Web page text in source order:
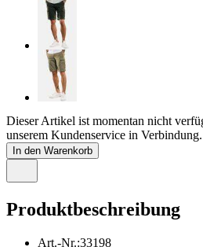
Dieser Artikel ist momentan nicht
unserem Kundenservice in Verbindung.
In den Warenkorb
Produktbeschreibung
Art.-Nr.:33198